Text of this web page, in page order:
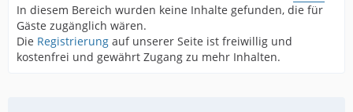
In diesem Bereich wurden keine Inhalte gefunden, die für
Gäste zugänglich wären.
Die Registrierung auf unserer Seite ist freiwillig und
kostenfrei und gewährt Zugang zu mehr Inhalten.